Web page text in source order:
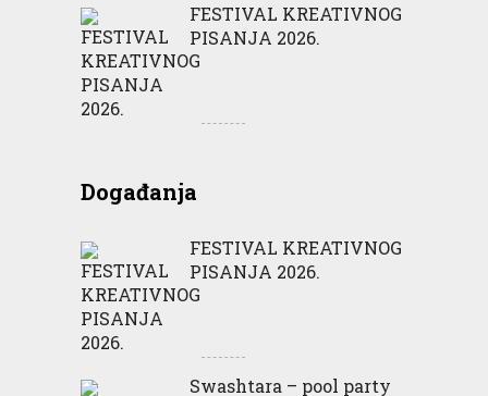
FESTIVAL KREATIVNOG
PISANJA 2026.
Događanja
FESTIVAL KREATIVNOG
PISANJA 2026.
Swashtara – pool party